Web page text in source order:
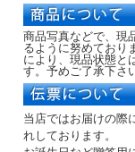
商品写真などで、現
るように努めており
により、現品状態と
す。予めご了承下さ
当店ではお届けの際
れしております。